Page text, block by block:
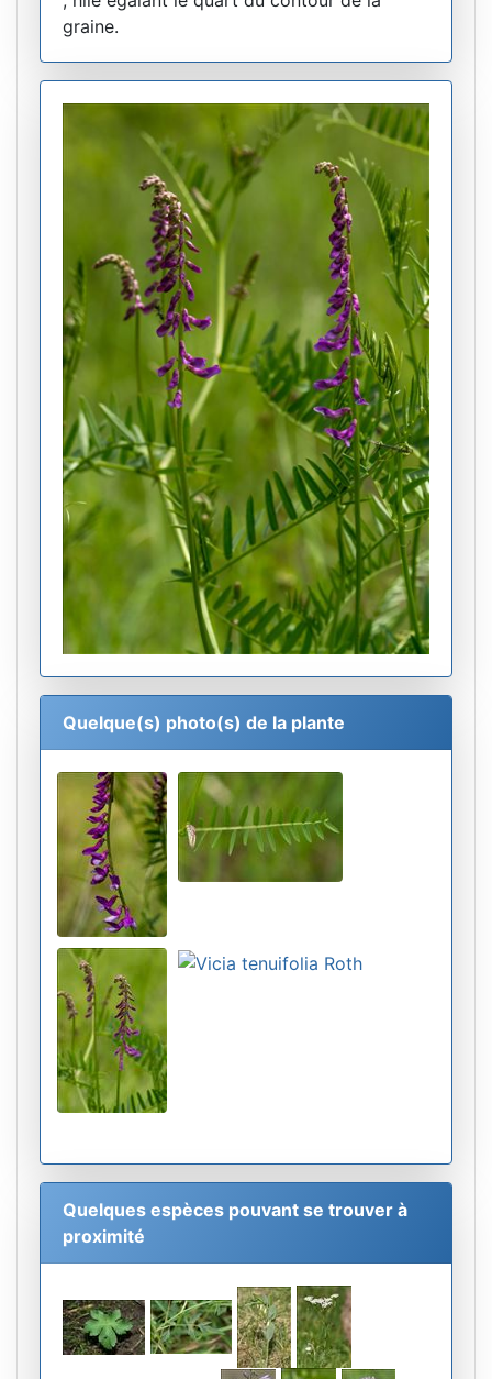
graine.
Quelque(s) photo(s) de la plante
Quelques espèces pouvant se trouver à
proximité